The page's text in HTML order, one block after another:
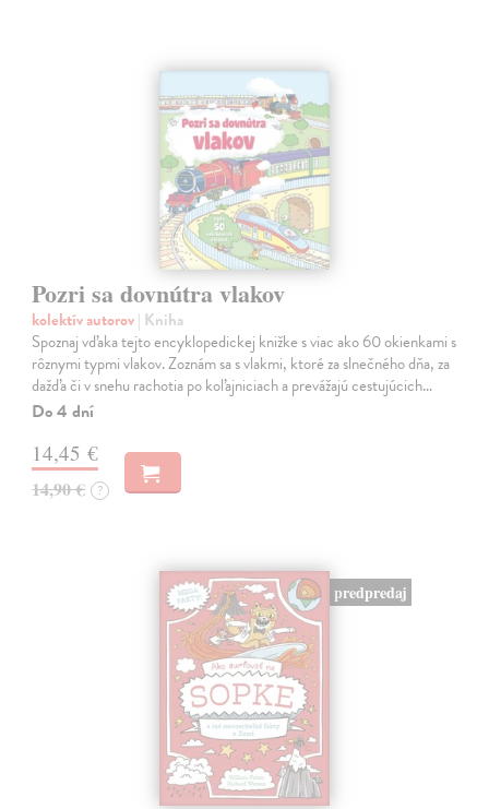
Pozri sa dovnútra vlakov
kolektív autorov| Kniha
Spoznaj vďaka tejto encyklopedickej knižke s viac ako 60 okienkami s
rôznymi typmi vlakov. Zoznám sa s vlakmi, ktoré za slnečného dňa, za
dažďa či v snehu rachotia po koľajniciach a prevážajú cestujúcich…
Do 4 dní
14,45 €
14,90 € ?
predpredaj